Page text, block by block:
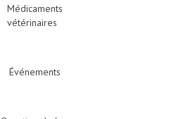
Médicaments
vétérinaires
Événements